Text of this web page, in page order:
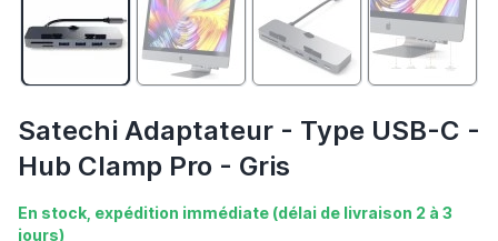
Satechi Adaptateur - Type USB-C -
Hub Clamp Pro - Gris
En stock, expédition immédiate (délai de livraison 2 à 3
jours)